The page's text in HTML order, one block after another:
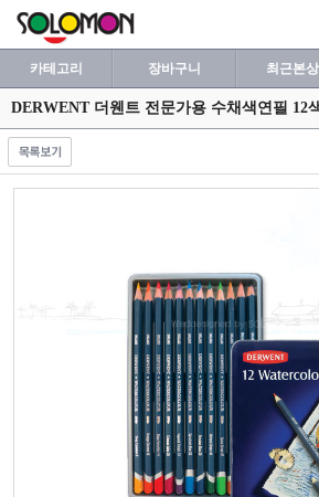
카테고리 장바구니 최근본
DERWENT 더웬트 전문가용 수채색연필 12